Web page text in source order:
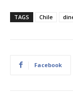
TAGS Chile
Facebook